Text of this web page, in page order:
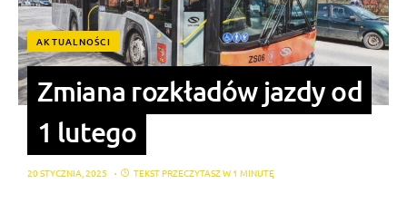
AKTUALNOŚCI
Zmiana rozkładów jazdy od
1 lutego
20 STYCZNIA, 2025 TEKST PRZECZYTASZ W 1 MINUTĘ